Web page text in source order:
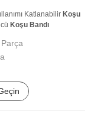
Katlanabilir Koşu
Koşu Bandı